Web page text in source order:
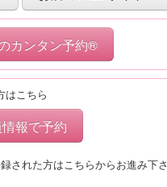
カンタン予約®
はこちら
報で予約
された方はこちらからお進み下さ